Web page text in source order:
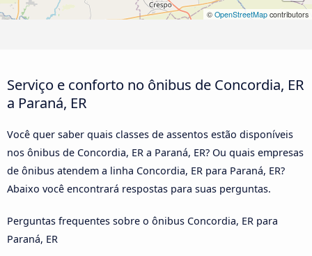
© OpenStreetMap contributors
Serviço e conforto no ônibus de Concordia, ER
a Paraná, ER
Você quer saber quais classes de assentos estão disponíveis
nos ônibus de Concordia, ER a Paraná, ER? Ou quais empresas
de ônibus atendem a linha Concordia, ER para Paraná, ER?
Abaixo você encontrará respostas para suas perguntas.
Perguntas frequentes sobre o ônibus Concordia, ER para
Paraná, ER